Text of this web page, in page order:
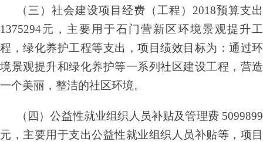
（三）社会建设项目经费（工程） 2018预算支出
1375294元，主要用于石门营新区环境景观提升工
程，绿化养护工程等支出，项目绩效目标为：通过环
境景观提升和绿化养护等一系列社区建设工程，营造
一个美丽，整洁的社区环境。
（四）公益性就业组织人员补贴及管理费 5099899
元，主要用于支出公益性就业组织人员补贴等，项目